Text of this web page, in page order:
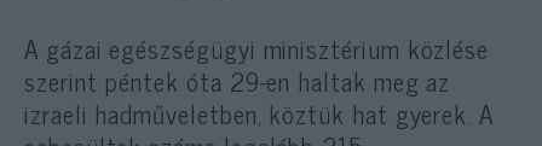
A gázai egészségügyi minisztérium közlése
szerint péntek óta 29-en haltak meg az
izraeli hadműveletben, köztük hat gyerek. A